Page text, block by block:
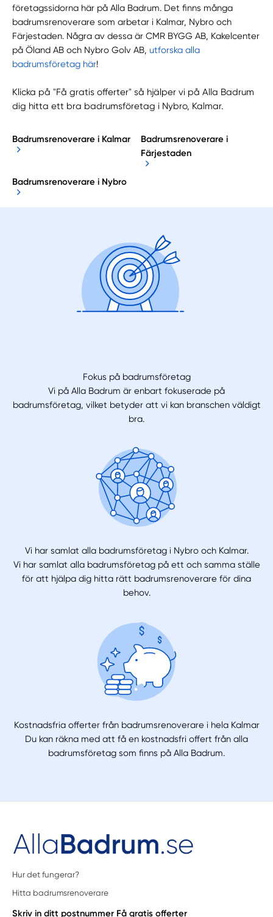
företagssidorna här på Alla Badrum. Det finns många
badrumsrenoverare som arbetar i Kalmar, Nybro och
Färjestaden. Några av dessa är CMR BYGG AB, Kakelcenter
på Öland AB och Nybro Golv AB,utforska alla
badrumsföretag här!
Klicka på "Få gratis offerter" så hjälper vi på Alla Badrum
dig hitta ett bra badrumsföretag i Nybro, Kalmar.
Badrumsrenoverare i Kalmar
Badrumsrenoverare i
Färjestaden
Badrumsrenoverare i Nybro
Fokus på badrumsföretag
Vi på Alla Badrum är enbart fokuserade på
badrumsföretag, vilket betyder att vi kan branschen väldigt
bra.
Vi har samlat alla badrumsföretag i Nybro och Kalmar.
Vi har samlat alla badrumsföretag på ett och samma ställe
för att hjälpa dig hitta rätt badrumsrenoverare för dina
behov.
Kostnadsfria offerter från badrumsrenoverare i hela Kalmar
Du kan räkna med att få en kostnadsfri offert från alla
badrumsföretag som finns på Alla Badrum.
Hur det fungerar?
Hitta badrumsrenoverare
Skriv in ditt postnummer Få gratis offerter